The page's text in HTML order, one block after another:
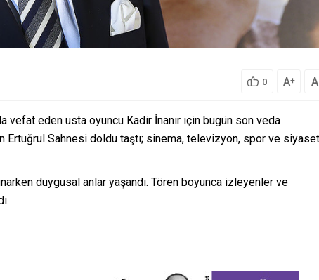
0 A+ A
vefat eden usta oyuncu Kadir İnanır için bugün son veda
Sahnesi doldu taştı; sinema, televizyon, spor ve siyaset
duygusal anlar yaşandı. Tören boyunca izleyenler ve